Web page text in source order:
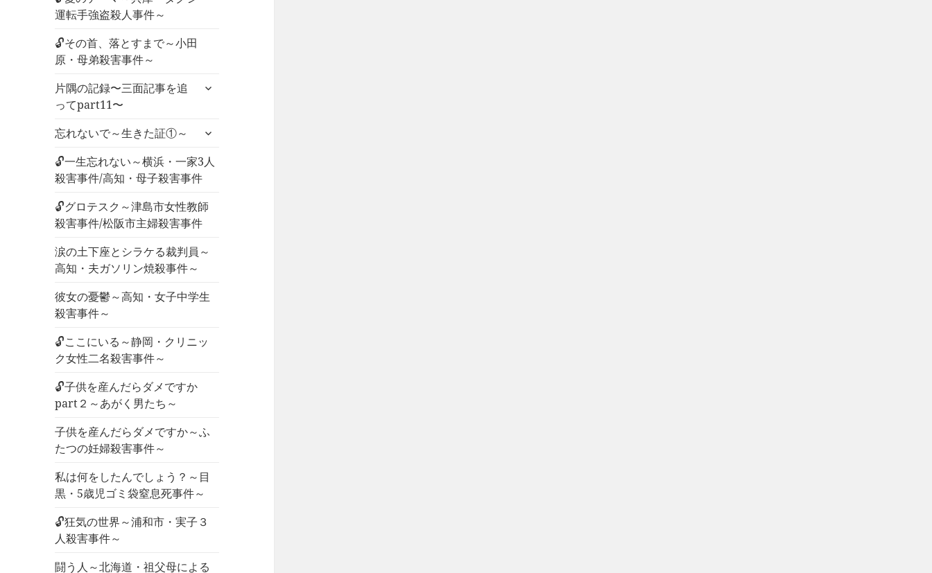
運転手強盗殺人事件～
🔓その首、落とすまで～小田
原・母弟殺害事件～
片隅の記録〜三面記事を追
ってpart11〜
サ
ニ
ー
を
開
忘れないで～生きた証①～
サ
メ
ニ
ー
を
開
🔓一生忘れない～横浜・一家3人
殺害事件/高知・母子殺害事件
🔓グロテスク～津島市女性教師
殺害事件/松阪市主婦殺害事件
涙の土下座とシラケる裁判員～
高知・夫ガソリン焼殺事件～
彼女の憂鬱～高知・女子中学生
殺害事件～
🔓ここにいる～静岡・クリニッ
ク女性二名殺害事件～
🔓子供を産んだらダメですか
part２～あがく男たち～
子供を産んだらダメですか～ふ
たつの妊婦殺害事件～
私は何をしたんでしょう？～目
黒・5歳児ゴミ袋窒息死事件～
🔓狂気の世界～浦和市・実子３
人殺害事件～
闘う人～北海道・祖父母による